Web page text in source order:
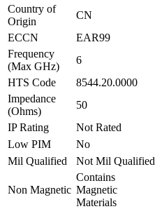
Country of
Origin
CN
ECCN
EAR99
Frequency
(Max GHz)
6
HTS Code
8544.20.0000
Impedance
(Ohms)
50
IP Rating
Not Rated
Low PIM
No
Mil Qualified
Not Mil Qualified
Non Magnetic
Contains
Magnetic
Materials